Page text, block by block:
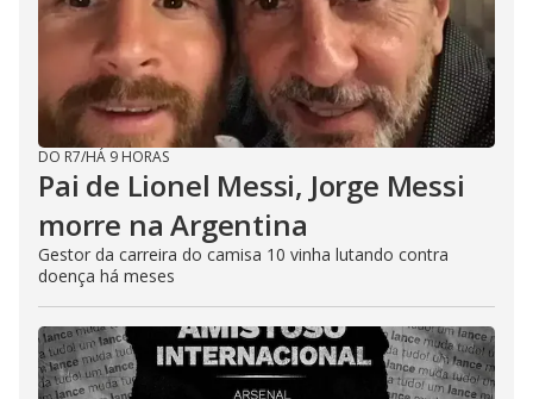
DO R7/HÁ 9 HORAS
Pai de Lionel Messi, Jorge Messi
morre na Argentina
Gestor da carreira do camisa 10 vinha lutando contra
doença há meses